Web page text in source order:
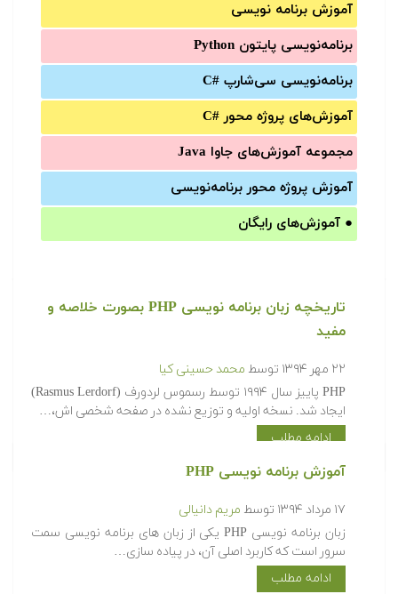
آموزش برنامه نویسی
برنامه‌نویسی پایتون Python
برنامه‌‌نویسی سی‌شارپ C#‎
آموزش‌های پروژه محور #C
مجموعه آموزش‌های جاوا Java
آموزش‌ پروژه محور برنامه‌نویسی
● آموزش‌های رایگان
تاریخچه زبان برنامه نویسی PHP بصورت خلاصه و
مفید
۲۲ مهر ۱۳۹۴ توسط محمد حسینی کیا
PHP پاییز سال ۱۹۹۴ توسط رسموس لردورف (Rasmus Lerdorf)
ایجاد شد. نسخه اولیه و توزیع نشده در صفحه شخصی اش،…
ادامه مطلب
آموزش برنامه نویسی PHP
۱۷ مرداد ۱۳۹۴ توسط مریم دانیالی
زبان برنامه نویسی PHP یکی از زبان های برنامه نویسی سمت
سرور است که کاربرد اصلی آن، در پیاده سازی…
ادامه مطلب